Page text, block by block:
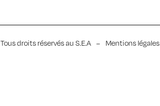
Tous droits réservés au S.E.A – Mentions légales